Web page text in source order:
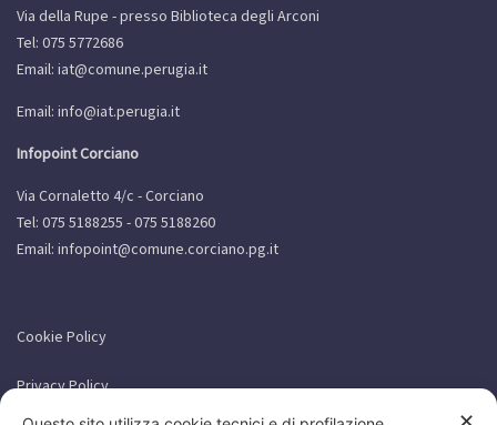
Via della Rupe - presso Biblioteca degli Arconi
Tel: 075 5772686
Email: iat@comune.perugia.it
Email: info@iat.perugia.it
Infopoint Corciano
Via Cornaletto 4/c - Corciano
Tel: 075 5188255 - 075 5188260
Email: infopoint@comune.corciano.pg.it
Cookie Policy
Privacy Policy